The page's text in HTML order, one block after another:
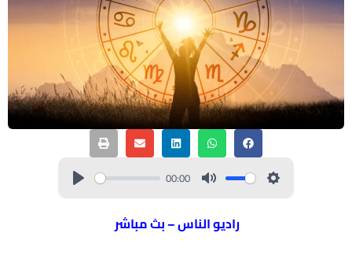
00:00
راديو الناس – بث مباشر